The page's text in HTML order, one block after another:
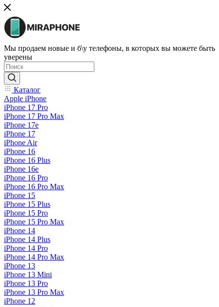
Мы продаем новые и б\у телефоны, в которых вы можете быть
уверены
Каталог
Apple iPhone
iPhone 17 Pro
iPhone 17 Pro Max
iPhone 17e
iPhone 17
iPhone Air
iPhone 16
iPhone 16 Plus
iPhone 16e
iPhone 16 Pro
iPhone 16 Pro Max
iPhone 15
iPhone 15 Plus
iPhone 15 Pro
iPhone 15 Pro Max
iPhone 14
iPhone 14 Plus
iPhone 14 Pro
iPhone 14 Pro Max
iPhone 13
iPhone 13 Mini
iPhone 13 Pro
iPhone 13 Pro Max
iPhone 12